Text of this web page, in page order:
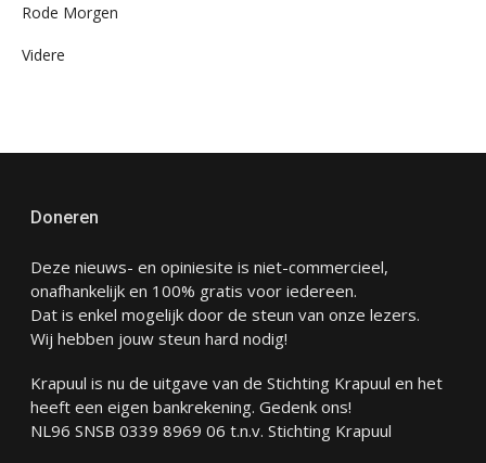
Rode Morgen
Videre
Doneren
Deze nieuws- en opiniesite is niet-commercieel,
onafhankelijk en 100% gratis voor iedereen.
Dat is enkel mogelijk door de steun van onze lezers.
Wij hebben jouw steun hard nodig!
Krapuul is nu de uitgave van de Stichting Krapuul en het
heeft een eigen bankrekening. Gedenk ons!
NL96 SNSB 0339 8969 06 t.n.v. Stichting Krapuul